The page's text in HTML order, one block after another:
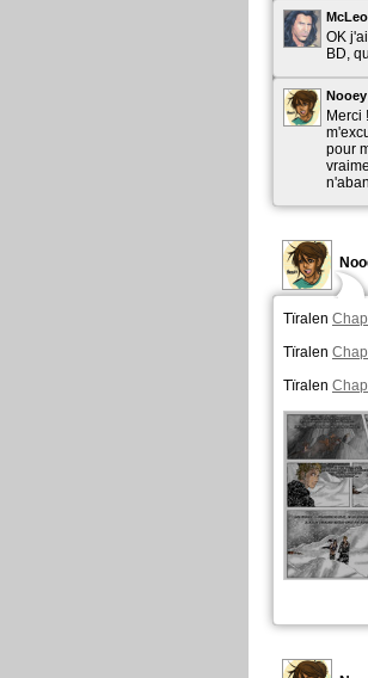
OK
BD,
Nooey
Merci
pour
Tïralen
Tïralen
Tïralen